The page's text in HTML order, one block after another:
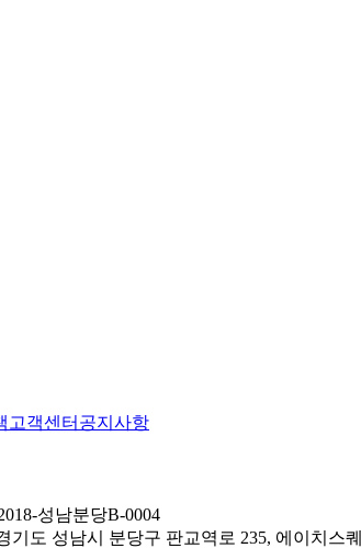
고객센터 공지사항
성남분당B-0004
기도 성남시 분당구 판교역로 235, 에이치스